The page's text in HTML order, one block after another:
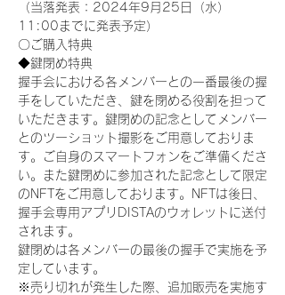
（当落発表：2024年9月25日（水）
11:00までに発表予定）
〇ご購入特典
◆鍵閉め特典
握手会における各メンバーとの一番最後の握
手をしていただき、鍵を閉める役割を担って
いただきます。鍵閉めの記念としてメンバー
とのツーショット撮影をご用意しておりま
す。ご自身のスマートフォンをご準備くださ
い。また鍵閉めに参加された記念として限定
のNFTをご用意しております。NFTは後日、
握手会専用アプリDISTAのウォレットに送付
されます。
鍵閉めは各メンバーの最後の握手で実施を予
定しています。
※売り切れが発生した際、追加販売を実施す